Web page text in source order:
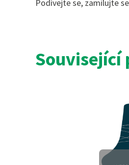
Podívejte se, zamilujte